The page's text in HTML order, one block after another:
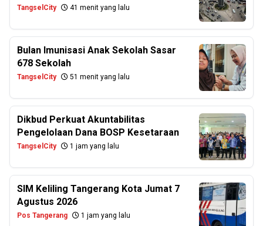
TangselCity 41 menit yang lalu
Bulan Imunisasi Anak Sekolah Sasar
678 Sekolah
TangselCity 51 menit yang lalu
Dikbud Perkuat Akuntabilitas
Pengelolaan Dana BOSP Kesetaraan
TangselCity 1 jam yang lalu
SIM Keliling Tangerang Kota Jumat 7
Agustus 2026
Pos Tangerang 1 jam yang lalu